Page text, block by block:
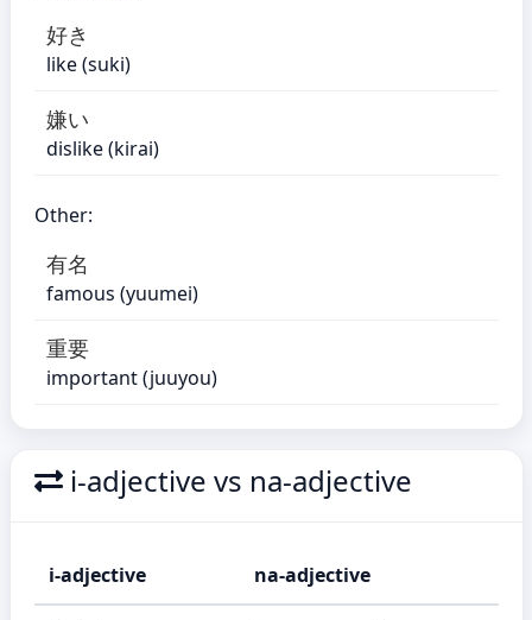
好き
like (suki)
嫌い
dislike (kirai)
Other:
有名
famous (yuumei)
重要
important (juuyou)
i-adjective vs na-adjective
i-adjective na-adjective